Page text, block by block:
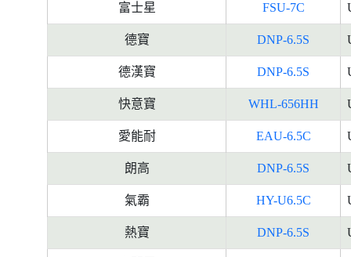
富士星 FSU-7C
德寶 DNP-6.5S
德漢寶 DNP-6.5S
快意寶 WHL-656HH
愛能耐 EAU-6.5C
朗高 DNP-6.5S
氣霸 HY-U6.5C
熱寶 DNP-6.5S